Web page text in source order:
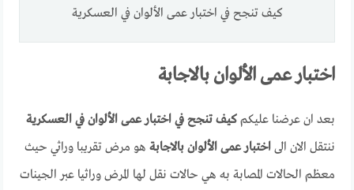
كيف تنجح في اختبار عمى الألوان في العسكرية
اختبار عمى الألوان بالاجابة
بعد ان عرضنا عليكمكيف تنجح في اختبار عمى الألوان في العسكرية
ننتقل الان الىاختبار عمى الألوان بالاجابة هو مرض تقريبا وراثي حيث
معظم الحالات المصابة به هي حالات نقل لها المرض وراثيا عبر الجينات